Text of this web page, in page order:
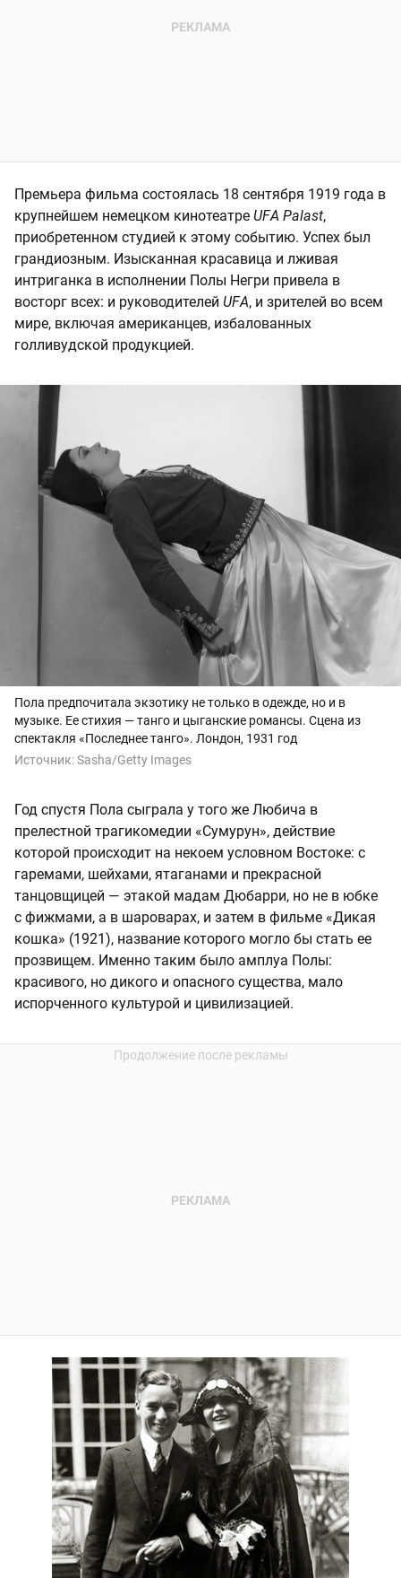
Премьера фильма состоялась 18 сентября 1919 года в
крупнейшем немецком кинотеатре UFА Palast,
приобретенном студией к этому событию. Успех был
грандиозным. Изысканная красавица и лживая
интриганка в исполнении Полы Негри привела в
восторг всех: и руководителей UFА, и зрителей во всем
мире, включая американцев, избалованных
голливудской продукцией.
Пола предпочитала экзотику не только в одежде, но и в
музыке. Ее стихия — танго и цыганские романсы. Сцена из
спектакля «Последнее танго». Лондон, 1931 год
Источник:Sasha/Getty Images
Год спустя Пола сыграла у того же Любича в
прелестной трагикомедии «Сумурун», действие
которой происходит на некоем условном Востоке: с
гаремами, шейхами, ятаганами и прекрасной
танцовщицей — этакой мадам Дюбарри, но не в юбке
с фижмами, а в шароварах, и затем в фильме «Дикая
кошка» (1921), название которого могло бы стать ее
прозвищем. Именно таким было амплуа Полы:
красивого, но дикого и опасного существа, мало
испорченного культурой и цивилизацией.